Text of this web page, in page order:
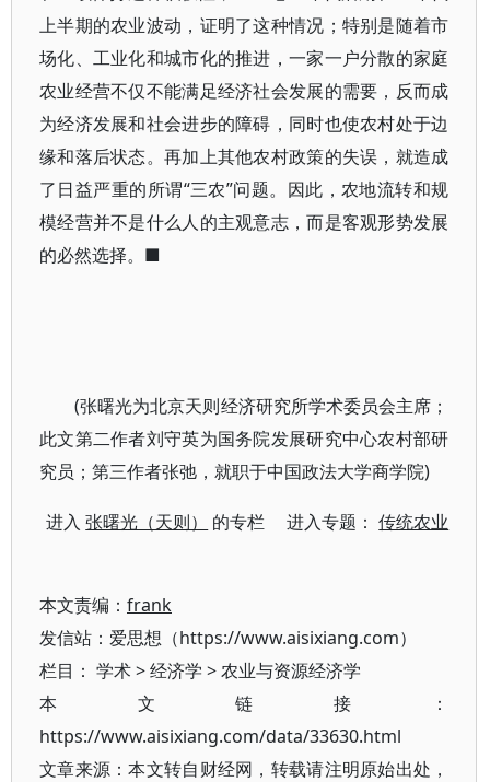
上半期的农业波动，证明了这种情况；特别是随着市
场化、工业化和城市化的推进，一家一户分散的家庭
农业经营不仅不能满足经济社会发展的需要，反而成
为经济发展和社会进步的障碍，同时也使农村处于边
缘和落后状态。再加上其他农村政策的失误，就造成
了日益严重的所谓“三农”问题。因此，农地流转和规
模经营并不是什么人的主观意志，而是客观形势发展
的必然选择。■
(张曙光为北京天则经济研究所学术委员会主席；
此文第二作者刘守英为国务院发展研究中心农村部研
究员；第三作者张弛，就职于中国政法大学商学院)
进入张曙光（天则） 的专栏 进入专题：传统农业
本文责编： frank
发信站：爱思想（https://www.aisixiang.com）
栏目： 学术>经济学 >农业与资源经济学
本文链接：
https://www.aisixiang.com/data/33630.html
文章来源：本文转自财经网，转载请注明原始出处，